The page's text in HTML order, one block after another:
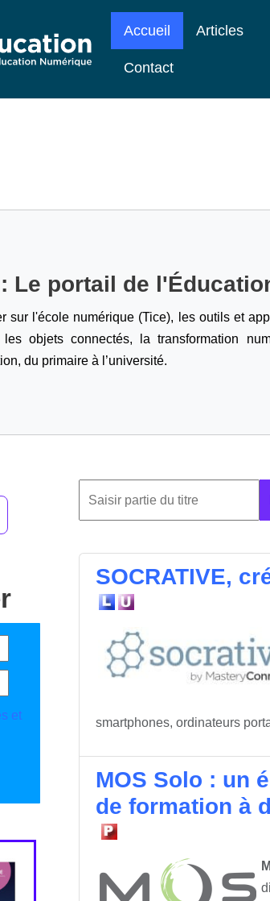
Accueil Articles
Contact
Le portail de
sur l'école numérique (Tice), les outils et
les objets connectés, la transformation
du primaire à l’université.
et
SOCRATIVE,
smartphones, ordinateurs
MOS Solo : un
de formation à